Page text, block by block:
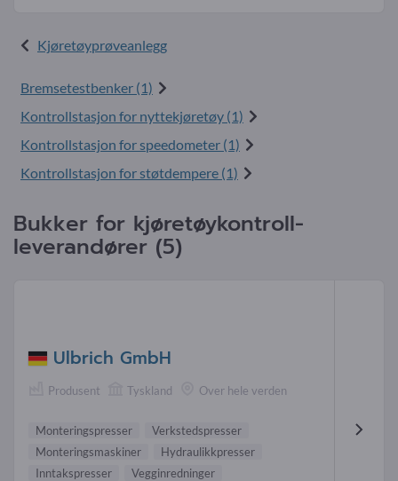
Kjøretøyprøveanlegg
Bremsetestbenker (1)
Kontrollstasjon for nyttekjøretøy (1)
Kontrollstasjon for speedometer (1)
Kontrollstasjon for støtdempere (1)
Bukker for kjøretøykontroll-
leverandører (5)
Ulbrich GmbH
Produsent Tyskland Over hele verden
Monteringspresser
Verkstedspresser
Monteringsmaskiner
Hydraulikkpresser
Inntakspresser
Vegginredninger